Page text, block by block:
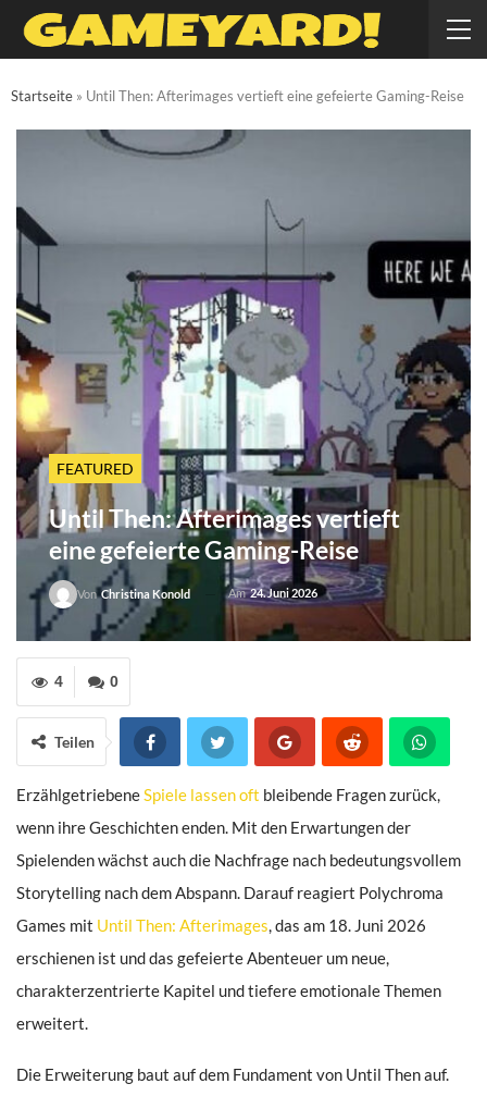
Startseite » Until Then: Afterimages vertieft eine gefeierte Gaming-Reise
FEATURED
Until Then: Afterimages vertieft
eine gefeierte Gaming-Reise
VonChristina Konold Am24. Juni 2026
0
4
Teilen
ErzählgetriebeneSpiele lassen oft bleibende Fragen zurück,
wenn ihre Geschichten enden. Mit den Erwartungen der
Spielenden wächst auch die Nachfrage nach bedeutungsvollem
Storytelling nach dem Abspann. Darauf reagiert Polychroma
Games mit Until Then: Afterimages, das am 18. Juni 2026
erschienen ist und das gefeierte Abenteuer um neue,
charakterzentrierte Kapitel und tiefere emotionale Themen
erweitert.
Die Erweiterung baut auf dem Fundament von Until Then auf.